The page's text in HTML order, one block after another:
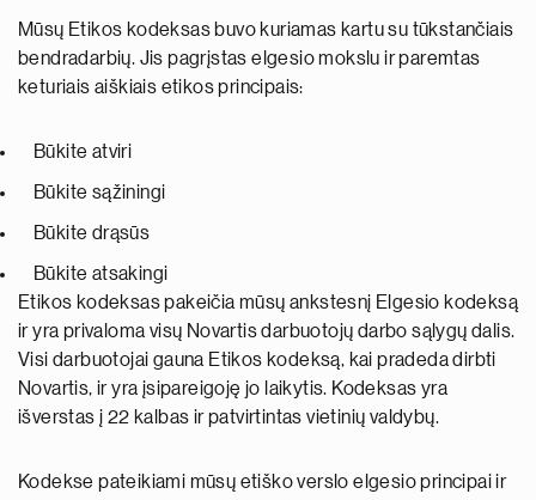
Mūsų Etikos kodeksas buvo kuriamas kartu su tūkstančiais
bendradarbių. Jis pagrįstas elgesio mokslu ir paremtas
keturiais aiškiais etikos principais:
Būkite atviri
Būkite sąžiningi
Būkite drąsūs
Būkite atsakingi
Etikos kodeksas pakeičia mūsų ankstesnį Elgesio kodeksą
ir yra privaloma visų Novartis darbuotojų darbo sąlygų dalis.
Visi darbuotojai gauna Etikos kodeksą, kai pradeda dirbti
Novartis, ir yra įsipareigoję jo laikytis. Kodeksas yra
išverstas į 22 kalbas ir patvirtintas vietinių valdybų.
Kodekse pateikiami mūsų etiško verslo elgesio principai ir